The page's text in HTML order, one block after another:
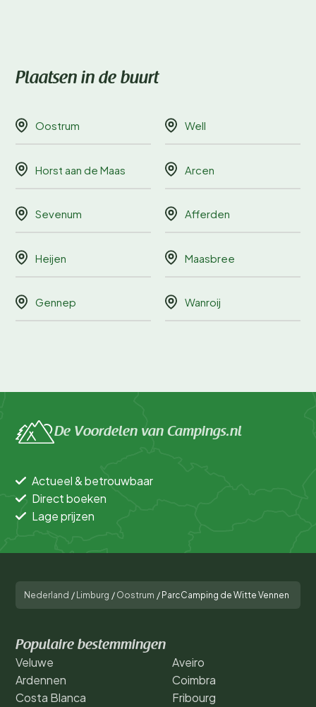
Plaatsen in de buurt
Oostrum Well
Horst aan de Maas Arcen
Sevenum Afferden
Heijen Maasbree
Gennep Wanroij
De Voordelen van Campings.nl
Actueel & betrouwbaar
Direct boeken
Lage prijzen
Nederland / Limburg / Oostrum / ParcCamping de Witte Vennen
Populaire bestemmingen
Veluwe
Ardennen
Costa Blanca
Aveiro
Coimbra
Fribourg